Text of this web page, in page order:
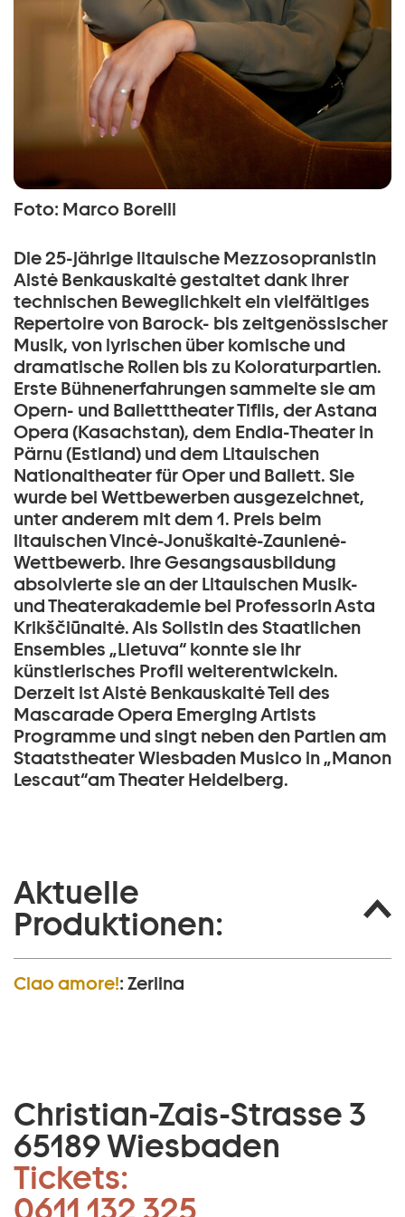
Foto: Marco Borelli
Die 25-jährige litauische Mezzosopranistin
Aistė Benkauskaitė gestaltet dank ihrer
technischen Beweglichkeit ein vielfältiges
Repertoire von Barock- bis zeitgenössischer
Musik, von lyrischen über komische und
dramatische Rollen bis zu Koloraturpartien.
Erste Bühnenerfahrungen sammelte sie am
Opern- und Balletttheater Tiflis, der Astana
Opera (Kasachstan), dem Endla-Theater in
Pärnu (Estland) und dem Litauischen
Nationaltheater für Oper und Ballett. Sie
wurde bei Wettbewerben ausgezeichnet,
unter anderem mit dem 1. Preis beim
litauischen Vincė-Jonuškaitė-Zaunienė-
Wettbewerb. Ihre Gesangsausbildung
absolvierte sie an der Litauischen Musik-
und Theaterakademie bei Professorin Asta
Krikščiūnaitė. Als Solistin des Staatlichen
Ensembles „Lietuva“ konnte sie ihr
künstlerisches Profil weiterentwickeln.
Derzeit ist Aistė Benkauskaitė Teil des
Mascarade Opera Emerging Artists
Programme und singt neben den Partien am
Staatstheater Wiesbaden Musico in „Manon
Lescaut“am Theater Heidelberg.
Aktuelle
Produktionen:
Ciao amore!: Zerlina
Christian-Zais-Strasse 3
65189 Wiesbaden
Tickets:
0611 132 325